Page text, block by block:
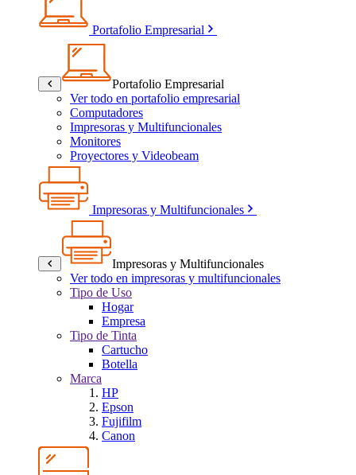
Portafolio Empresarial
Portafolio Empresarial
Ver todo en portafolio empresarial
Computadores
Impresoras y Multifuncionales
Monitores
Proyectores y Videobeam
Impresoras y Multifuncionales
Impresoras y Multifuncionales
Ver todo en impresoras y multifuncionales
Tipo de Uso
Hogar
Empresa
Tipo de Tinta
Cartucho
Botella
Marca
HP
Epson
Fujifilm
Canon